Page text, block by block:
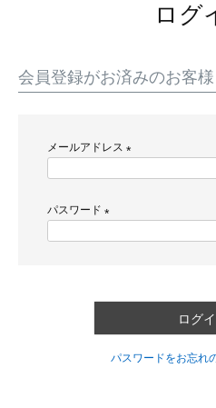
ログ
会員登録がお済みのお客様
メールアドレス
パスワード
ログ
パスワードをお忘れ